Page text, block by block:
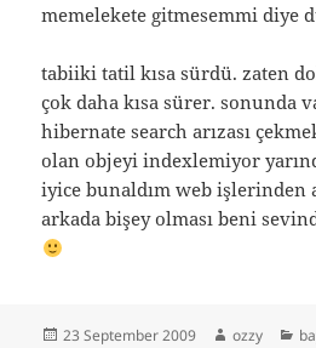
memelekete gitmesemmi diye
tabiiki tatil kısa sürdü. zaten
çok daha kısa sürer. sonunda
hibernate search arızası
olan objeyi indexlemiyor
iyice bunaldım web işlerinden
arkada bişey olması beni
Posted
23 September 2009 Author
ozzy